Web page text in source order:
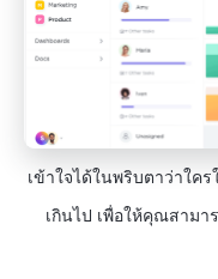
เข้าใจได้ในพริบตาว่าใค
เกินไป เพื่อให้คุณสามา